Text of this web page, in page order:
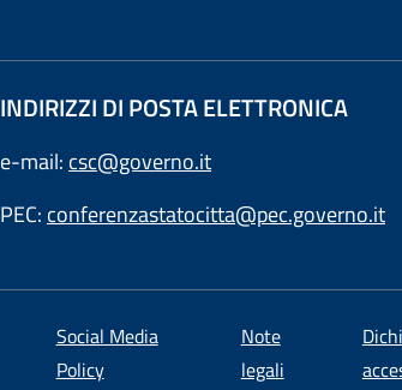
INDIRIZZI DI POSTA ELETTRONICA
e-mail: csc@governo.it
PEC: conferenzastatocitta@pec.governo.it
Social Media
Policy
Note
legali